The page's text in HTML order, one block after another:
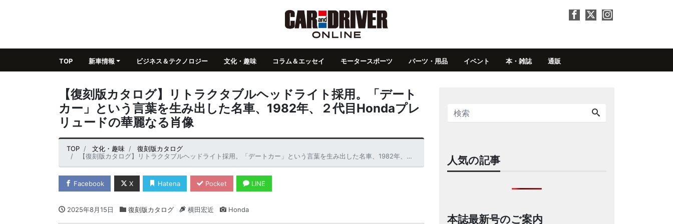
TOP 新車情報 ビジネス＆テクノロジー 文化・趣味 コラム＆エッセイ モータースポーツ パーツ・用品 イベント 本・雑誌 通販
【復刻版カタログ】リトラクタブルヘッドライト採用。「デート
カー」という言葉を生み出した名車、1982年、２代目Hondaプレ
リュードの華麗なる肖像
TOP 文化・趣味
復刻版カタログ
【復刻版カタログ】リトラクタブルヘッドライト採用。「デートカー」という言葉を生み出した名車、1982年、２代目Hondaプレリュードの華麗なる肖像
Facebook X Hatena Pocket LINE
2025年8月15日 復刻版カタログ 横田宏近 Honda
人気の記事
本誌最新号のご案内